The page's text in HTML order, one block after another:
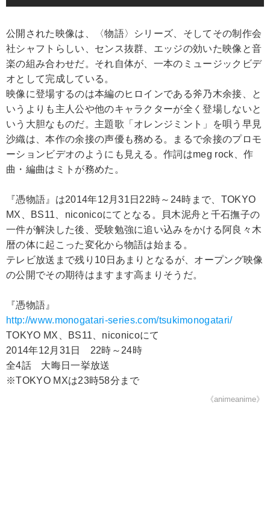
公開された映像は、〈物語〉シリーズ、そしてその制作会
社シャフトらしい、センス抜群、エッジの効いた映像と音
楽の組み合わせだ。それ自体が、一本のミュージックビデ
オとして完成している。
映像に登場するのは本編のヒロインである斧乃木余接、と
いうよりも主人公や他のキャラクターが全く登場しないと
いう大胆なものだ。主題歌「オレンジミント」を唄う早見
沙織は、本作の余接の声優も務める。まるで余接のプロモ
ーションビデオのようにも見える。作詞はmeg rock、作
曲・編曲はミトが務めた。
『憑物語』は2014年12月31日22時～24時まで、TOKYO
MX、BS11、niconicoにてとなる。貝木泥舟と千石撫子の
一件が解決した後、受験勉強に追い込みをかける阿良々木
暦の体に起こった変化から物語は始まる。
テレビ放送まで残り10日あまりとなるが、オープング映像
の公開でその期待はますます高まりそうだ。
『憑物語』
http://www.monogatari-series.com/tsukimonogatari/
TOKYO MX、BS11、niconicoにて
2014年12月31日 22時～24時
全4話 大晦日一挙放送
※TOKYO MXは23時58分まで
《animeanime》